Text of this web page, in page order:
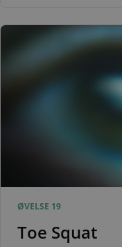
ØVELSE 19
Toe Squat